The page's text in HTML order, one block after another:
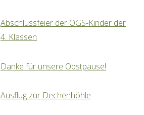
Abschlussfeier der OGS-Kinder der
4. Klassen
Danke für unsere Obstpause!
Ausflug zur Dechenhöhle